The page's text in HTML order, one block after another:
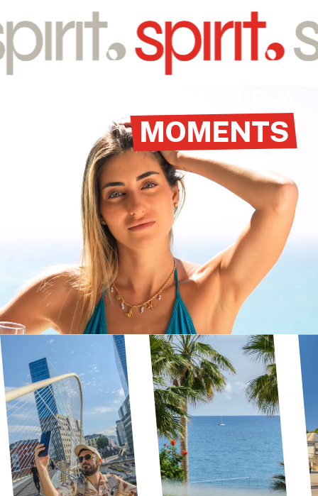
conformiste.
VOIR L'HÔTEL
MOMENTS